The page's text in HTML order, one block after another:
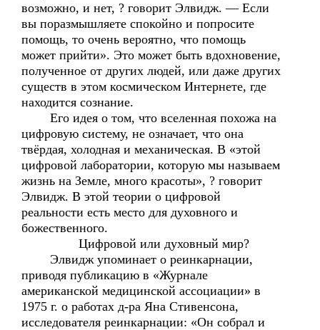
возможно, и нет, ? говорит Элвидж. — Если
вы поразмышляете спокойно и попросите
помощь, то очень вероятно, что помощь
может прийти». Это может быть вдохновение,
полученное от других людей, или даже других
существ в этом космическом Интернете, где
находится сознание.
Его идея о том, что вселенная похожа на
цифровую систему, не означает, что она
твёрдая, холодная и механическая. В «этой
цифровой лаборатории, которую мы называем
жизнь на Земле, много красоты», ? говорит
Элвидж. В этой теории о цифровой
реальности есть место для духовного и
божественного.
Цифровой или духовный мир?
Элвидж упоминает о реинкарнации,
приводя публикацию в «Журнале
американской медицинской ассоциации» в
1975 г. о работах д-ра Яна Стивенсона,
исследователя реинкарнации: «Он собрал и